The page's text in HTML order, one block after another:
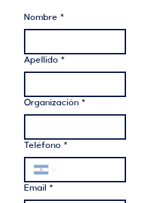
Nombre *
Apellido *
Organización *
Teléfono *
Email *